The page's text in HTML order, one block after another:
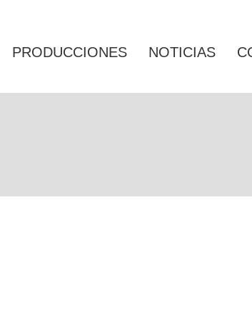
PRODUCCIONES NOTICIAS